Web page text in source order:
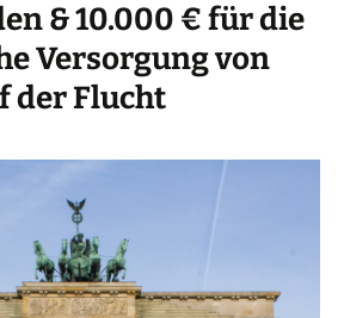
& 10.000 € für die
Versorgung von
der Flucht